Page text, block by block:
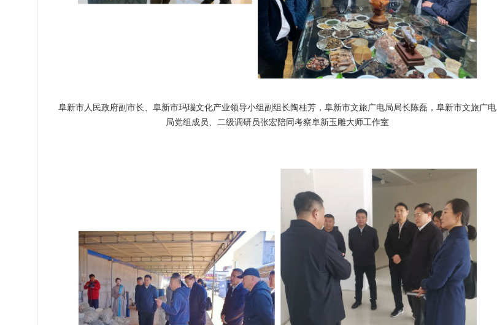
阜新市人民政府副市长、阜新市玛瑙文化产业领导小组副组长陶桂芳，阜新市文旅广电局局长陈磊，阜新市文旅广电
局党组成员、二级调研员张宏陪同考察阜新玉雕大师工作室